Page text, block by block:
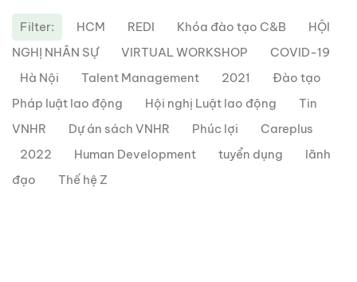
Filter: HCM REDI Khóa đào tạo C&B
HỘI
NGHỊ NHÂN SỰ
VIRTUAL WORKSHOP
COVID-19
Hà Nội
Talent Management 2021
Đào tạo
Pháp luật lao động
Hội nghị Luật lao động
Tin
VNHR
Dự án sách VNHR Phúc lợi
Careplus
2022
Human Development tuyển dụng
lãnh
đạo
Thế hệ Z